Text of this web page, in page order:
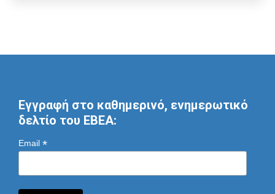
Εγγραφή στο καθημερινό, ενημερωτικό
δελτίο του ΕΒΕΑ:
Email *